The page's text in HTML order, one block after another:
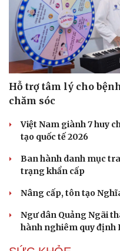
Hỗ trợ tâm lý cho
chăm sóc
Việt Nam giành 7 huy
tạo quốc tế 2026
Ban hành danh mục
trạng khẩn cấp
Nâng cấp, tôn tạo
Ngư dân Quảng Ngãi
hành nghiêm quy định